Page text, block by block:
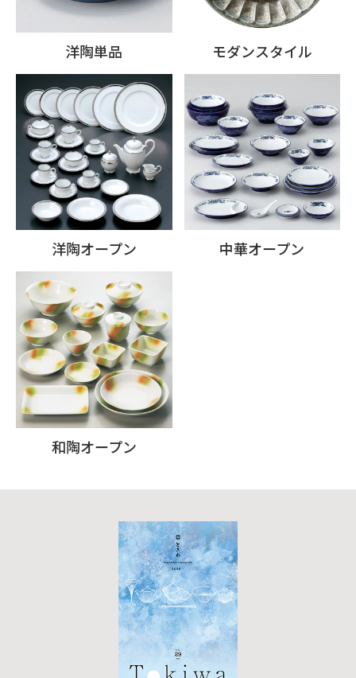
洋陶単品 モダンスタイル
洋陶オープン 中華オープン
和陶オープン